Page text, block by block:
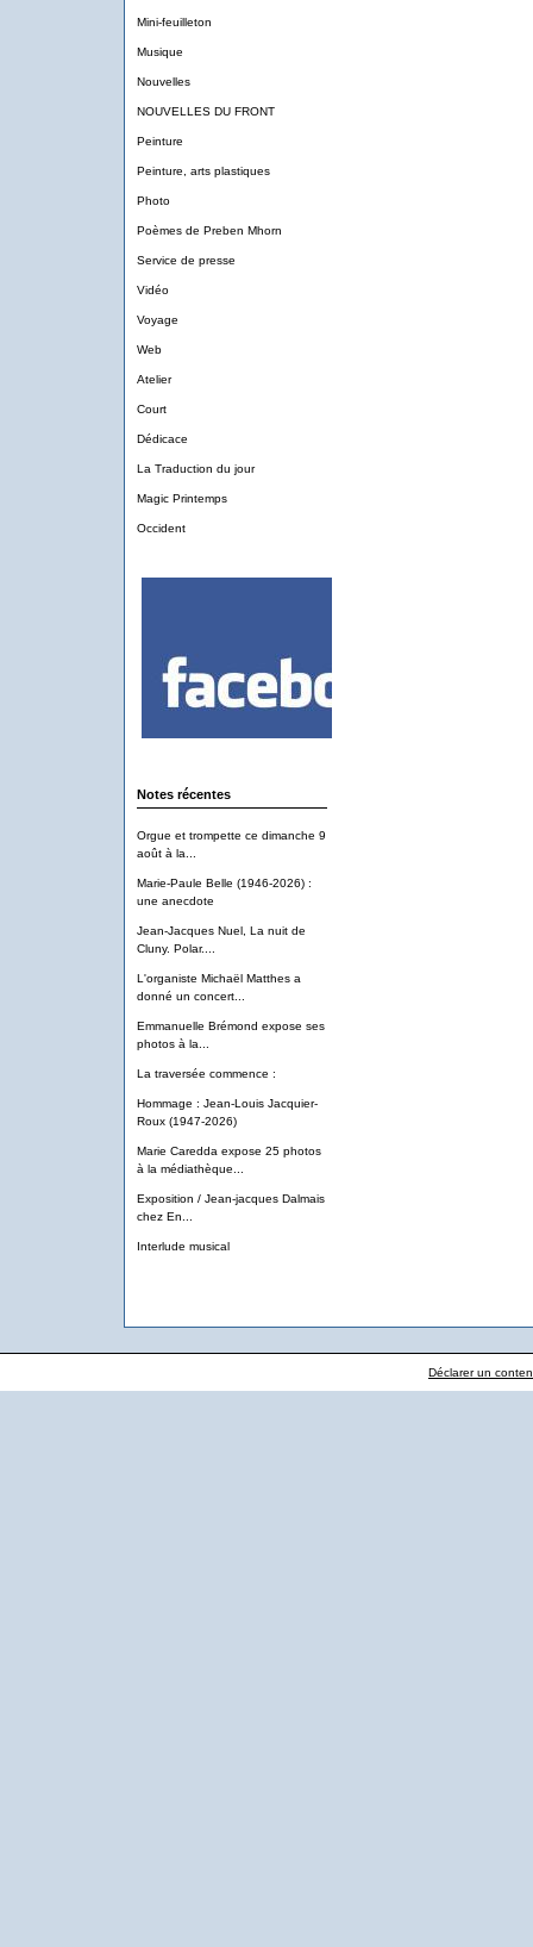
Mini-feuilleton
Musique
Nouvelles
NOUVELLES DU FRONT
Peinture
Peinture, arts plastiques
Photo
Poèmes de Preben Mhorn
Service de presse
Vidéo
Voyage
Web
Atelier
Court
Dédicace
La Traduction du jour
Magic Printemps
Occident
Notes récentes
Orgue et trompette ce dimanche 9
août à la...
Marie-Paule Belle (1946-2026) :
une anecdote
Jean-Jacques Nuel, La nuit de
Cluny. Polar....
L'organiste Michaël Matthes a
donné un concert...
Emmanuelle Brémond expose ses
photos à la...
La traversée commence :
Hommage : Jean-Louis Jacquier-
Roux (1947-2026)
Marie Caredda expose 25 photos
à la médiathèque...
Exposition / Jean-jacques Dalmais
chez En...
Interlude musical
Déclarer un